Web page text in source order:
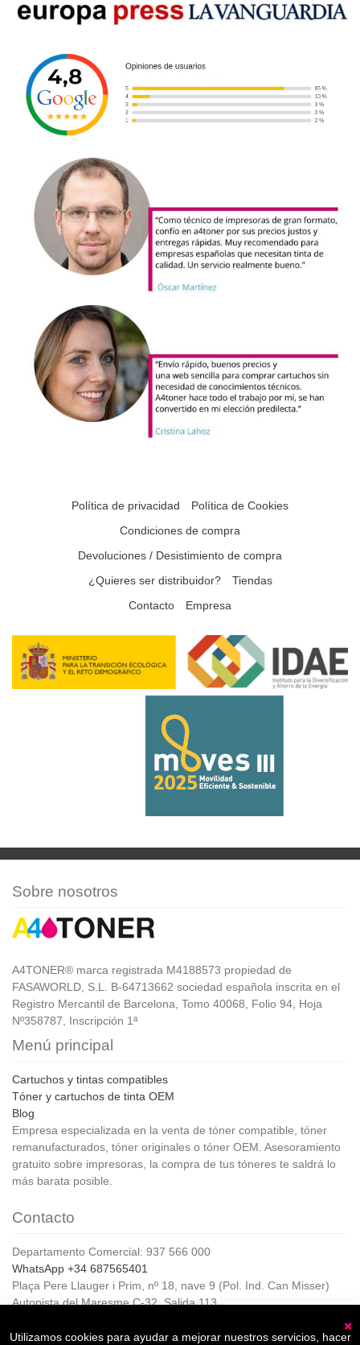
Política de privacidad
Política de Cookies
Condiciones de compra
Devoluciones / Desistimiento de compra
¿Quieres ser distribuidor?
Tiendas
Contacto
Empresa
Sobre nosotros
A4TONER® marca registrada M4188573 propiedad de
FASAWORLD, S.L. B-64713662 sociedad española inscrita en el
Registro Mercantil de Barcelona, Tomo 40068, Folio 94, Hoja
Nº358787, Inscripción 1ª
Menú principal
Cartuchos y tintas compatibles
Tóner y cartuchos de tinta OEM
Blog
Empresa especializada en la venta de tóner compatible, tóner
remanufacturados, tóner originales o tóner OEM. Asesoramiento
gratuito sobre impresoras, la compra de tus tóneres te saldrá lo
más barata posible.
Contacto
Departamento Comercial: 937 566 000
WhatsApp +34 687565401
Plaça Pere Llauger i Prim, nº 18, nave 9 (Pol. Ind. Can Misser)
Autopista del Maresme C-32, Salida 113
Horario de Atención al cliente:
Utilizamos cookies para ayudar a mejorar nuestros servicios, hacer